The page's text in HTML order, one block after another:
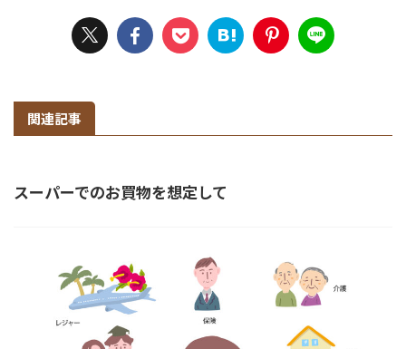
関連記事
スーパーでのお買物を想定して